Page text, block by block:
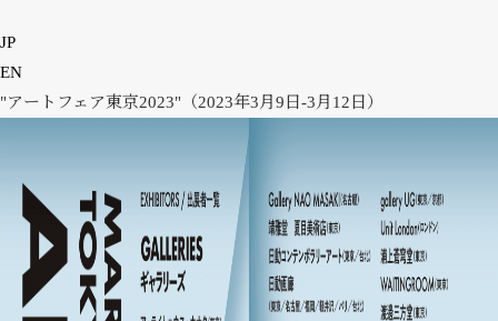
MENU
CLOSE
INFORMATION
PRESS
WORKS
GLACIER MOUNTAIN
WORMHOLE
JP
EN
"アートフェア東京2023"（2023年3月9日-3月12日）